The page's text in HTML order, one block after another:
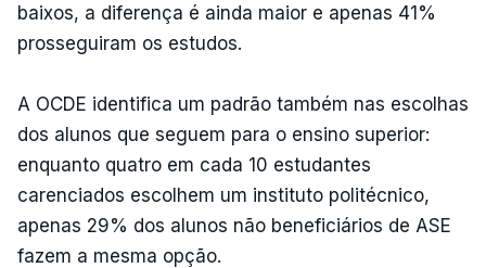
baixos, a diferença é ainda maior e apenas 41%
prosseguiram os estudos.
A OCDE identifica um padrão também nas escolhas
dos alunos que seguem para o ensino superior:
enquanto quatro em cada 10 estudantes
carenciados escolhem um instituto politécnico,
apenas 29% dos alunos não beneficiários de ASE
fazem a mesma opção.